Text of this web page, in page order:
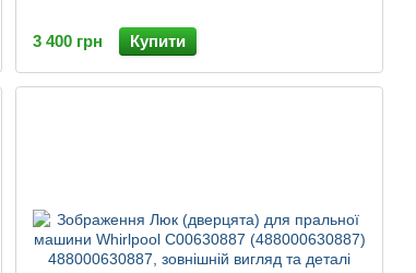
3 400 грн Купити